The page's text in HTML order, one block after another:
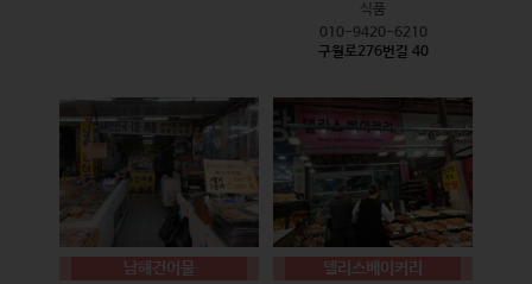
식품
010-9420-6210
구월로276번길 40
남해건어물 델리스베이커리